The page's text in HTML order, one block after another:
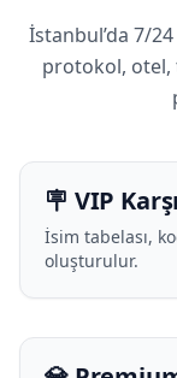
İstanbul’da 7/24
protokol, otel,
🪧 VIP
İsim tabelası,
oluşturulur.